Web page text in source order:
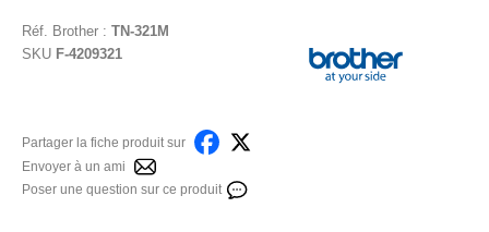
Réf. Brother: TN-321M
SKU F-4209321
Partager la fiche produit sur
Envoyer à un ami
Poser une question sur ce produit